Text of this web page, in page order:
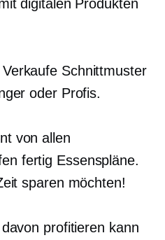
digitalen Produkten
Schnittmuster
oder Profis.
von allen
fertig Essenspläne.
sparen möchten!
profitieren kann